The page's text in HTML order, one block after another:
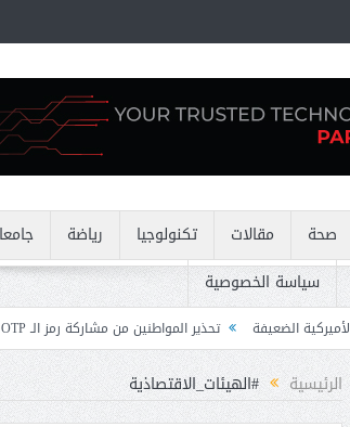
صحة مقالات تكنولوجيا رياضة
سياسة الخصوصية
تحذير المواطنين من مشاركة رمز الـ OTP كركي: إنذارات
الرئيسية #الهيئات_الاقتصاذية